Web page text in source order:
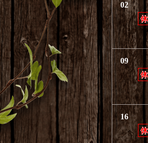
02
09
16